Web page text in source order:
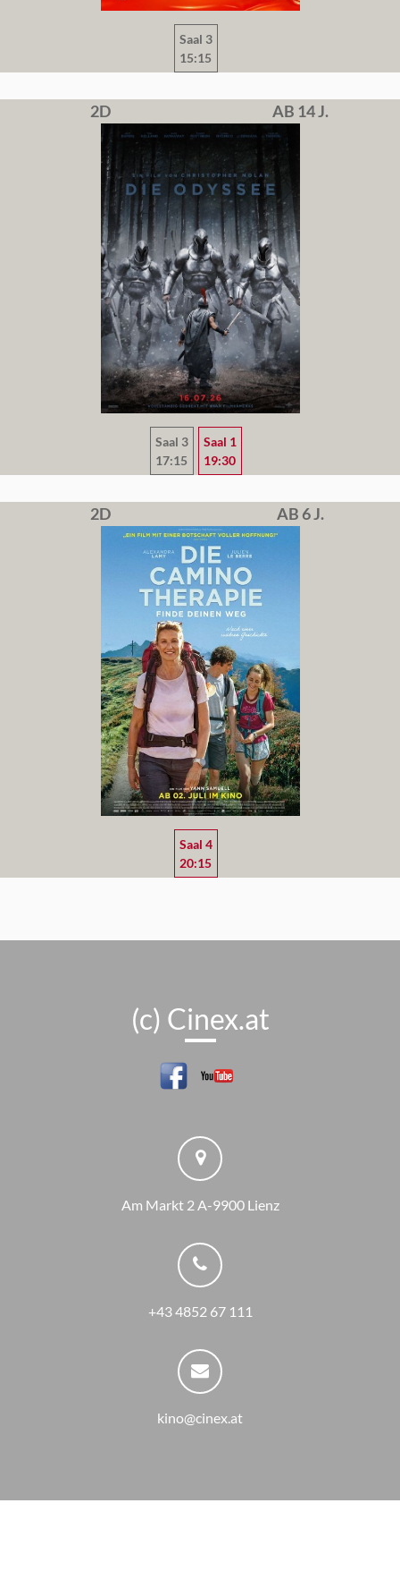
Saal 3
15:15
2D AB 14 J.
Saal 3
17:15
Saal 1
19:30
2D AB 6 J.
Saal 4
20:15
(c) Cinex.at
Am Markt 2 A-9900 Lienz
+43 4852 67 111
kino@cinex.at